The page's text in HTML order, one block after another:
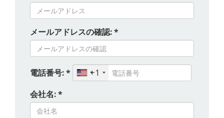
メールアドレスの確認: *
電話番号: *
+1
会社名: *